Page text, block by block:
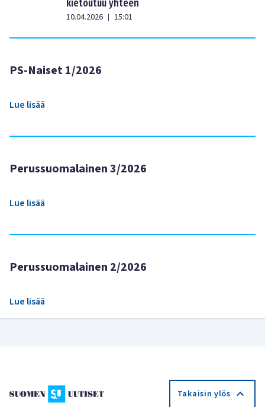
kietoutuu yhteen
10.04.2026 | 15:01
PS-Naiset 1/2026
Lue lisää
Perussuomalainen 3/2026
Lue lisää
Perussuomalainen 2/2026
Lue lisää
Takaisin ylös